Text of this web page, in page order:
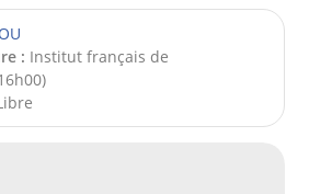
: Institut français de